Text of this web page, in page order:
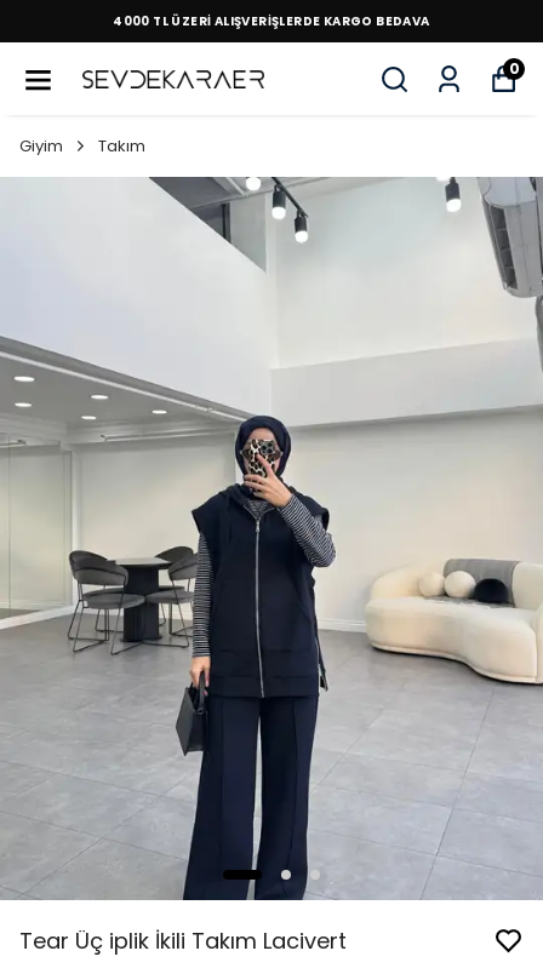
4000 TL ÜZERİ ALIŞVERİŞLERDE KARGO BEDAVA
0
Giyim Takım
Tear Üç iplik İkili Takım Lacivert